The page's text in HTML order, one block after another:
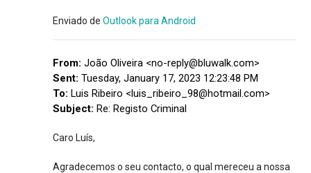
Enviado de Outlook para Android
From: João Oliveira <no-reply@bluwalk.com>
Sent: Tuesday, January 17, 2023 12:23:48 PM
To: Luis Ribeiro <luis_ribeiro_98@hotmail.com>
Subject: Re: Registo Criminal
Caro Luís,
Agradecemos o seu contacto, o qual mereceu a nossa